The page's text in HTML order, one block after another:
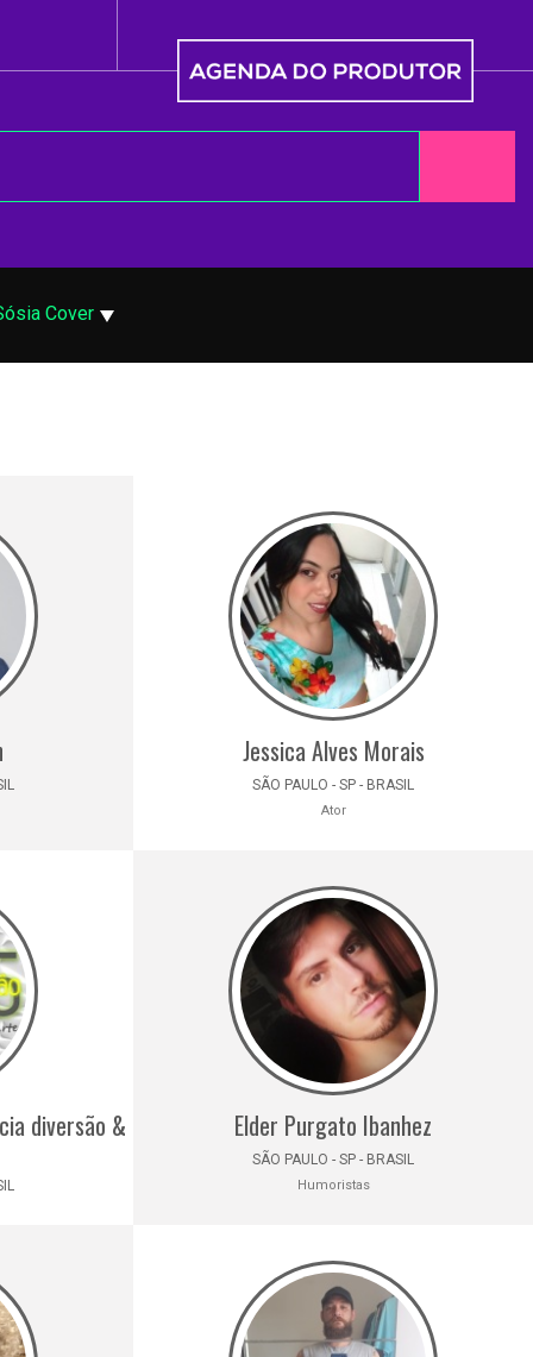
Cover
Jessica Alves Morais
SÃO PAULO - SP - BRASIL
Ator
diversão & Elder Purgato Ibanhez
SÃO PAULO - SP - BRASIL
Humoristas